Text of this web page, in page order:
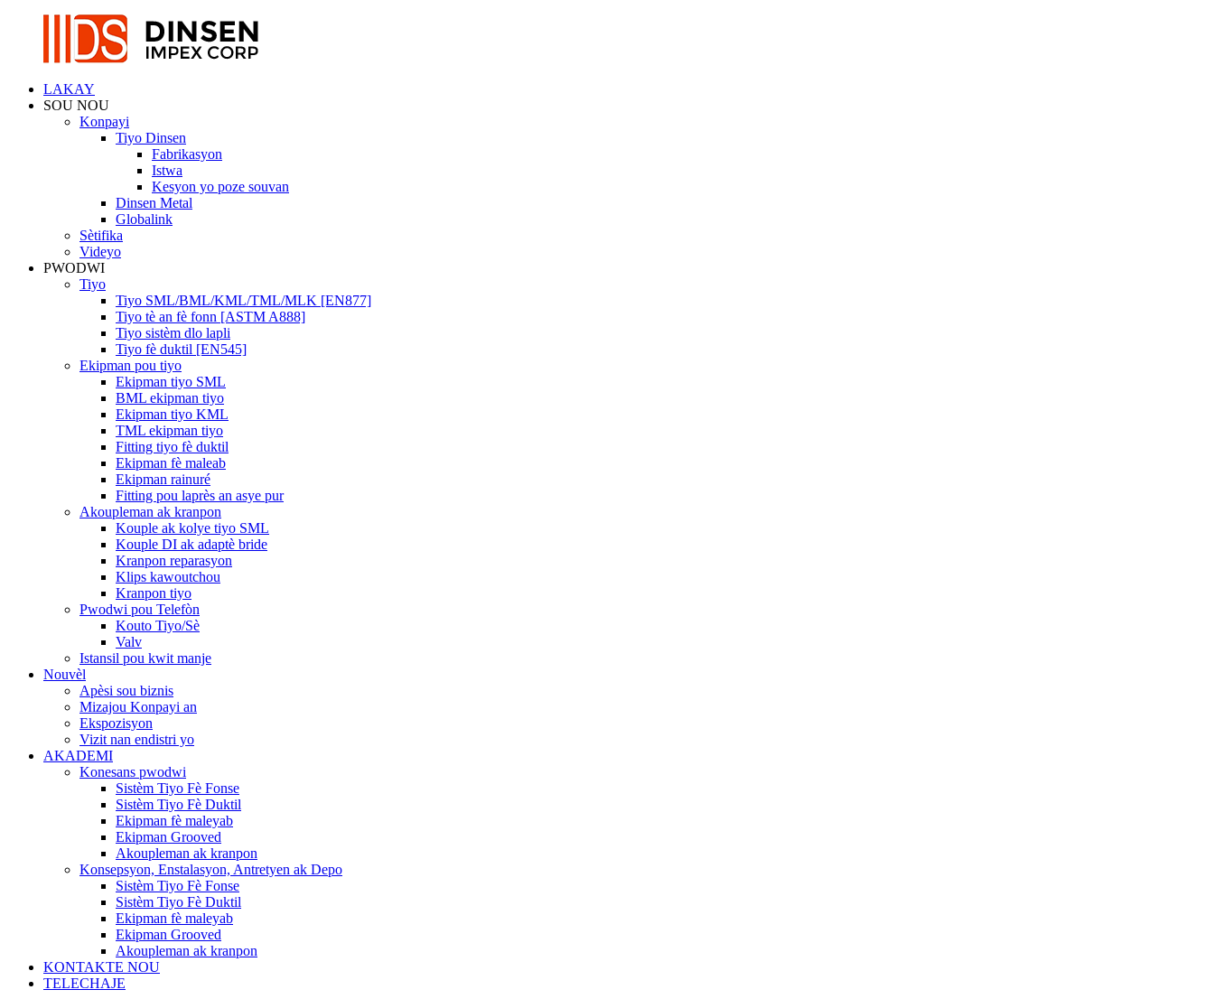
LAKAY
SOU NOU
Konpayi
Tiyo Dinsen
Fabrikasyon
Istwa
Kesyon yo poze souvan
Dinsen Metal
Globalink
Sètifika
Videyo
PWODWI
Tiyo
Tiyo SML/BML/KML/TML/MLK [EN877]
Tiyo tè an fè fonn [ASTM A888]
Tiyo sistèm dlo lapli
Tiyo fè duktil [EN545]
Ekipman pou tiyo
Ekipman tiyo SML
BML ekipman tiyo
Ekipman tiyo KML
TML ekipman tiyo
Fitting tiyo fè duktil
Ekipman fè maleab
Ekipman rainuré
Fitting pou laprès an asye pur
Akoupleman ak kranpon
Kouple ak kolye tiyo SML
Kouple DI ak adaptè bride
Kranpon reparasyon
Klips kawoutchou
Kranpon tiyo
Pwodwi pou Telefòn
Kouto Tiyo/Sè
Valv
Istansil pou kwit manje
Nouvèl
Apèsi sou biznis
Mizajou Konpayi an
Ekspozisyon
Vizit nan endistri yo
AKADEMI
Konesans pwodwi
Sistèm Tiyo Fè Fonse
Sistèm Tiyo Fè Duktil
Ekipman fè maleyab
Ekipman Grooved
Akoupleman ak kranpon
Konsepsyon, Enstalasyon, Antretyen ak Depo
Sistèm Tiyo Fè Fonse
Sistèm Tiyo Fè Duktil
Ekipman fè maleyab
Ekipman Grooved
Akoupleman ak kranpon
KONTAKTE NOU
TELECHAJE